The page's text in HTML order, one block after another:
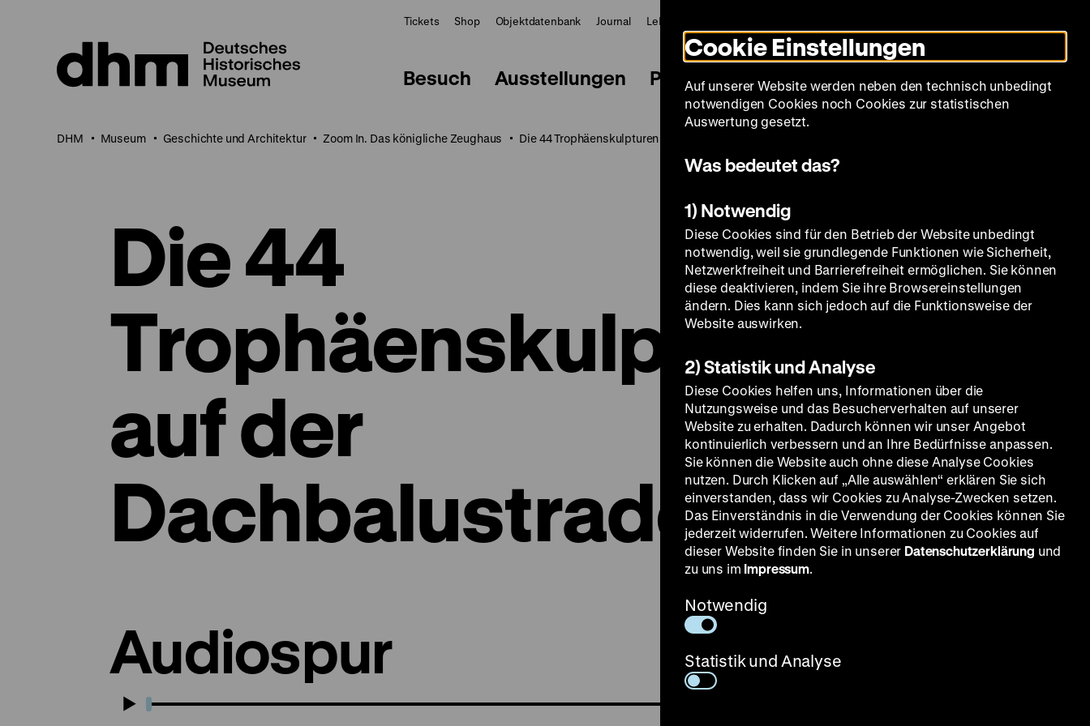
Seiteninhalt
springen
Tickets Shop Objektdatenbank Journal LeMO
Modus
umschalten
zum
Deutschen
Historischen
in
Deutscher
zum
Deutschen
Historischen
in
Leichter
Besuch Ausstellungen Programm Sammlung Bildung Museum
DHM Museum Geschichte und Architektur Zoom In. Das königliche Zeughaus Die 44 Trophäenskulpturen auf der Dachbalustrade
Die 44
Trophäenskulpturen
auf der
Dachbalustrade
Audiospur
Play
Cookie Einstellungen
Auf unserer Website werden neben den technisch unbedingt
notwendigen Cookies noch Cookies zur statistischen
Auswertung gesetzt.
Was bedeutet das?
1) Notwendig
Diese Cookies sind für den Betrieb der Website unbedingt
notwendig, weil sie grundlegende Funktionen wie Sicherheit,
Netzwerkfreiheit und Barrierefreiheit ermöglichen. Sie können
diese deaktivieren, indem Sie ihre Browsereinstellungen
ändern. Dies kann sich jedoch auf die Funktionsweise der
Website auswirken.
2) Statistik und Analyse
Diese Cookies helfen uns, Informationen über die
Nutzungsweise und das Besucherverhalten auf unserer
Website zu erhalten. Dadurch können wir unser Angebot
kontinuierlich verbessern und an Ihre Bedürfnisse anpassen.
Sie können die Website auch ohne diese Analyse Cookies
nutzen. Durch Klicken auf „Alle auswählen“ erklären Sie sich
einverstanden, dass wir Cookies zu Analyse-Zwecken setzen.
Das Einverständnis in die Verwendung der Cookies können Sie
jederzeit widerrufen. Weitere Informationen zu Cookies auf
dieser Website finden Sie in unserer Datenschutzerklärung und
zu uns im Impressum.
Notwendig
Statistik und Analyse